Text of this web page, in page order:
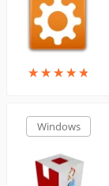
★★★★★
★★★★★
Windows